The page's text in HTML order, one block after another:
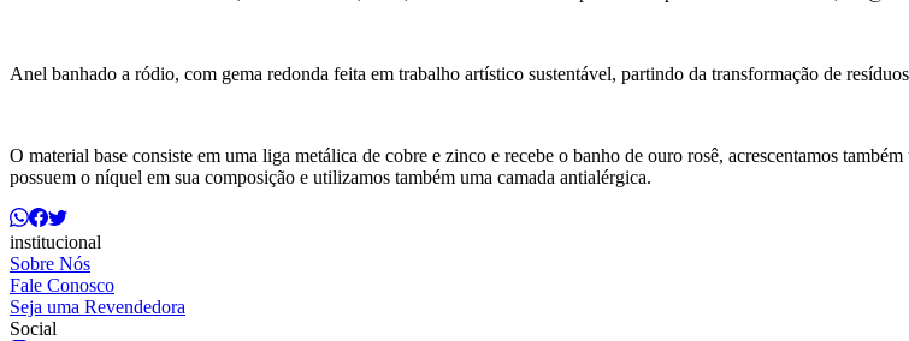
Anel banhado a ródio, com gema redonda feita em trabalho artístico sustentável, partindo da transformação de
O material base consiste em uma liga metálica de cobre e zinco e recebe o banho de ouro rosê, acrescentamos
possuem o níquel em sua composição e utilizamos também uma camada antialérgica.
institucional
Sobre Nós
Fale Conosco
Seja uma Revendedora
Social